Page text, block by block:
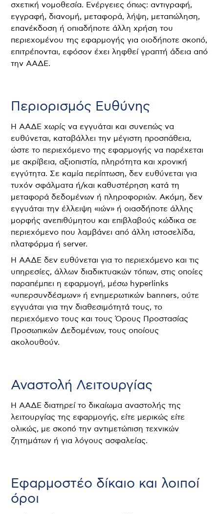
σχετική νομοθεσία. Ενέργειες όπως: αντιγραφή,
εγγραφή, διανομή, μεταφορά, λήψη, μεταπώληση,
επανέκδοση ή οπιαδήποτε άλλη χρήση του
περιεχομένου της εφαρμογής για οιοδήποτε σκοπό,
επιτρέπονται, εφόσον έχει ληφθεί γραπτή άδεια από
την ΑΑΔΕ.
Περιορισμός Ευθύνης
Η ΑΑΔΕ χωρίς να εγγυάται και συνεπώς να
ευθύνεται, καταβάλλει την μέγιστη προσπάθεια,
ώστε το περιεχόμενο της εφαρμογής να παρέχεται
με ακρίβεια, αξιοπιστία, πληρότητα και χρονική
εγγύτητα. Σε καμία περίπτωση, δεν ευθύνεται για
τυχόν σφάλματα ή/και καθυστέρηση κατά τη
μεταφορά δεδομένων ή πληροφοριών. Ακόμη, δεν
εγγυάται την έλλειψη «ιών» ή οιασδήποτε άλλης
μορφής ανεπιθύμητου και επιβλαβούς κώδικα σε
περιεχόμενο που λαμβάνει από άλλη ιστοσελίδα,
πλατφόρμα ή server.
H ΑΑΔΕ δεν ευθύνεται για το περιεχόμενο και τις
υπηρεσίες, άλλων διαδικτυακών τόπων, στις οποίες
παραπέμπει η εφαρμογή, μέσω hyperlinks
«υπερσυνδέσμων» ή ενημερωτικών banners, ούτε
εγγυάται για την διαθεσιμότητά τους, το
περιεχόμενο τους και τους Όρους Προστασίας
Προσωπικών Δεδομένων, τους οποίους
ακολουθούν.
Αναστολή Λειτουργίας
Η ΑΑΔΕ διατηρεί το δικαίωμα αναστολής της
λειτουργίας της εφαρμογής, είτε μερικώς είτε
ολικώς, με σκοπό την αντιμετώπιση τεχνικών
ζητημάτων ή για λόγους ασφαλείας.
Εφαρμοστέο δίκαιο και λοιποί
όροι